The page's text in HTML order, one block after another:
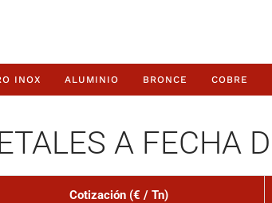
INOX ALUMINIO BRONCE COBRE
A FECHA
Cotización (€ / Tn)